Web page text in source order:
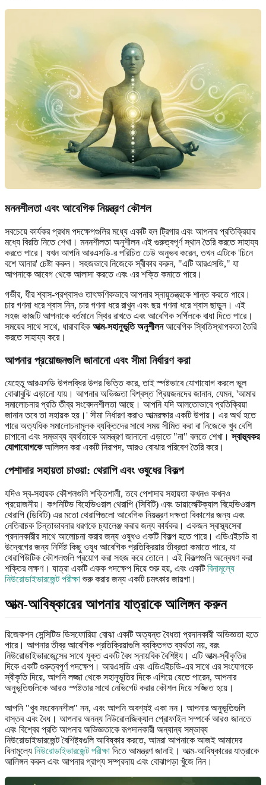
মননশীলতা এবং আবেগিক নিয়ন্ত্রণ কৌশল
সবচেয়ে কার্যকর প্রথম পদক্ষেপগুলির মধ্যে একটি হল ট্রিগার এবং আপনার প্রতিক্রিয়ার
মধ্যে বিরতি নিতে শেখা। মননশীলতা অনুশীলন এই গুরুত্বপূর্ণ স্থান তৈরি করতে সাহায্য
করতে পারে। যখন আপনি আরএসডি-র পরিচিত ঢেউ অনুভব করেন, তখন এটিকে 'চিনে
বশে আনার' চেষ্টা করুন। সহজভাবে নিজেকে স্বীকার করুন, "এটি আরএসডি," যা
আপনাকে আবেগ থেকে আলাদা করতে এবং এর শক্তি কমাতে পারে।
গভীর, ধীর শ্বাস-প্রশ্বাসও তাৎক্ষণিকভাবে আপনার স্নায়ুতন্ত্রকে শান্ত করতে পারে।
চার গণনা ধরে শ্বাস নিন, চার গণনা ধরে রাখুন এবং ছয় গণনা ধরে শ্বাস ছাড়ুন। এই
সহজ কাজটি আপনাকে বর্তমানে স্থির রাখতে এবং আবেগিক সর্পিলকে বাধা দিতে পারে।
সময়ের সাথে সাথে, ধারাবাহিক আত্ম-সহানুভূতি অনুশীলনআবেগিক স্থিতিস্থাপকতা তৈরি
করতে সাহায্য করে।
আপনার প্রয়োজনগুলি জানানো এবং সীমা নির্ধারণ করা
যেহেতু আরএসডি উপলব্ধির উপর ভিত্তি করে, তাই স্পষ্টভাবে যোগাযোগ করলে ভুল
বোঝাবুঝি এড়ানো যায়। আপনার অভিজ্ঞতা বিশ্বস্ত প্রিয়জনদের জানান, যেমন, 'আমার
সমালোচনার প্রতি তীব্র সংবেদনশীলতা আছে। আপনি যদি আলতোভাবে প্রতিক্রিয়া
জানান তবে তা সহায়ক হয়।' সীমা নির্ধারণ করাও আত্মরক্ষার একটি উপায়। এর অর্থ হতে
পারে অত্যধিক সমালোচনামূলক ব্যক্তিদের সাথে সময় সীমিত করা বা নিজেকে খুব বেশি
চাপানো এবং সম্ভাব্য ব্যর্থতাকে আমন্ত্রণ জানানো এড়াতে "না" বলতে শেখা।স্বাস্থ্যকর
যোগাযোগকেআলিঙ্গন করা একটি নিরাপদ, আরও বোঝার পরিবেশ তৈরি করে।
পেশাদার সহায়তা চাওয়া: থেরাপি এবং ওষুধের বিকল্প
যদিও স্ব-সহায়ক কৌশলগুলি শক্তিশালী, তবে পেশাদার সহায়তা কখনও কখনও
প্রয়োজনীয়। কগনিটিভ বিহেভিওরাল থেরাপি (সিবিটি) এবং ডায়ালেক্টিক্যাল বিহেভিওরাল
থেরাপি (ডিবিটি) এর মতো থেরাপিগুলো আবেগিক নিয়ন্ত্রণ দক্ষতা বিকাশের জন্য এবং
নেতিবাচক চিন্তাভাবনার ধরণকে চ্যালেঞ্জ করার জন্য কার্যকর। একজন স্বাস্থ্যসেবা
প্রদানকারীর সাথে আলোচনা করার জন্য ওষুধও একটি বিকল্প হতে পারে। এডিএইচডি বা
উদ্বেগের জন্য নির্দিষ্ট কিছু ওষুধ আবেগিক প্রতিক্রিয়ার তীব্রতা কমাতে পারে, যা
থেরাপিউটিক কৌশলগুলি প্রয়োগ করা সহজ করে তোলে। এই বিকল্পগুলি অন্বেষণ করা
শক্তির লক্ষণ। যাত্রা একটি একক পদক্ষেপ দিয়ে শুরু হয়, এবং একটিবিনামূল্যে
নিউরোডাইভারজেন্ট পরীক্ষাশুরু করার জন্য একটি চমৎকার জায়গা।
আত্ম-আবিষ্কারের আপনার যাত্রাকে আলিঙ্গন করুন
রিজেকশন সেন্সিটিভ ডিসফোরিয়া বোঝা একটি অত্যন্ত বৈধতা প্রদানকারী অভিজ্ঞতা হতে
পারে। আপনার তীব্র আবেগিক প্রতিক্রিয়াগুলি ব্যক্তিগত ব্যর্থতা নয়, বরং
নিউরোডাইভারজেন্সের সাথে যুক্ত একটি বৈধ স্নায়বিক বৈশিষ্ট্য। এটি আত্ম-স্বীকৃতির
দিকে একটি গুরুত্বপূর্ণ পদক্ষেপ। আরএসডি এবং এডিএইচডি-এর সাথে এর সংযোগকে
স্বীকৃতি দিয়ে, আপনি লজ্জা থেকে সহানুভূতির দিকে এগিয়ে যেতে পারেন, আপনার
অনুভূতিগুলিকে আরও স্পষ্টতার সাথে নেভিগেট করার কৌশল দিয়ে সজ্জিত হয়ে।
আপনি "খুব সংবেদনশীল" নন, এবং আপনি অবশ্যই একা নন। আপনার অনুভূতিগুলি
বাস্তব এবং বৈধ। আপনার অনন্য নিউরোলজিক্যাল প্রোফাইল সম্পর্কে আরও জানতে
এবং বিশ্বের প্রতি আপনার অভিজ্ঞতাকে রূপদানকারী অন্যান্য সম্ভাব্য
নিউরোডাইভারজেন্ট বৈশিষ্ট্যগুলি আবিষ্কার করতে, আমরা আপনাকে আজই আমাদের
বিনামূল্যে নিউরোডাইভারজেন্ট পরীক্ষা দিতে আমন্ত্রণ জানাই। আত্ম-আবিষ্কারের যাত্রাকে
আলিঙ্গন করুন এবং আপনার প্রাপ্য সম্প্রদায় এবং বোঝাপড়া খুঁজে নিন।